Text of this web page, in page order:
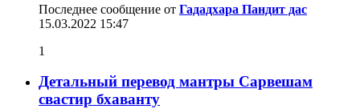
Последнее сообщение от Гададхара Пандит дас
15.03.2022 15:47
1
Детальный перевод мантры Сарвешам
свастир бхаванту